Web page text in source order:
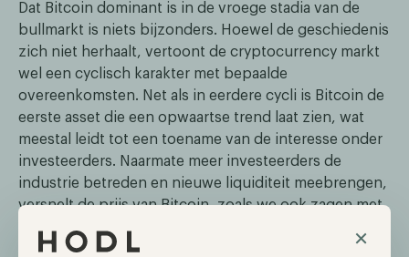
×
Dat Bitcoin dominant is in de vroege stadia van de
bullmarkt is niets bijzonders. Hoewel de geschiedenis
zich niet herhaalt, vertoont de cryptocurrency markt
wel een cyclisch karakter met bepaalde
overeenkomsten. Net als in eerdere cycli is Bitcoin de
eerste asset die een opwaartse trend laat zien, wat
meestal leidt tot een toename van de interesse onder
investeerders. Naarmate meer investeerders de
industrie betreden en nieuwe liquiditeit meebrengen,
versnelt de prijs van Bitcoin, zoals we ook zagen met